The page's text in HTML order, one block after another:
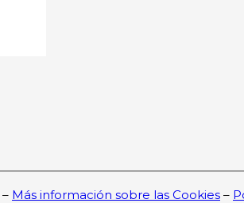
– Más información sobre las Cookies –